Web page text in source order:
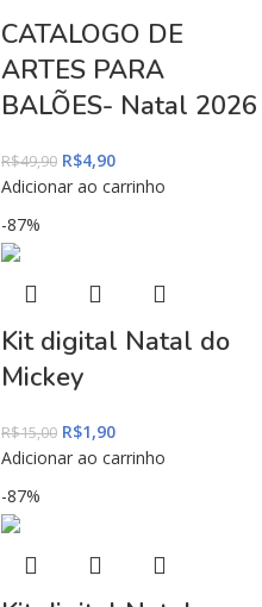
CATALOGO DE
ARTES PARA
BALÕES- Natal 2026
R$49,90 R$4,90
Adicionar ao carrinho
-87%
Kit digital Natal do
Mickey
R$15,00 R$1,90
Adicionar ao carrinho
-87%